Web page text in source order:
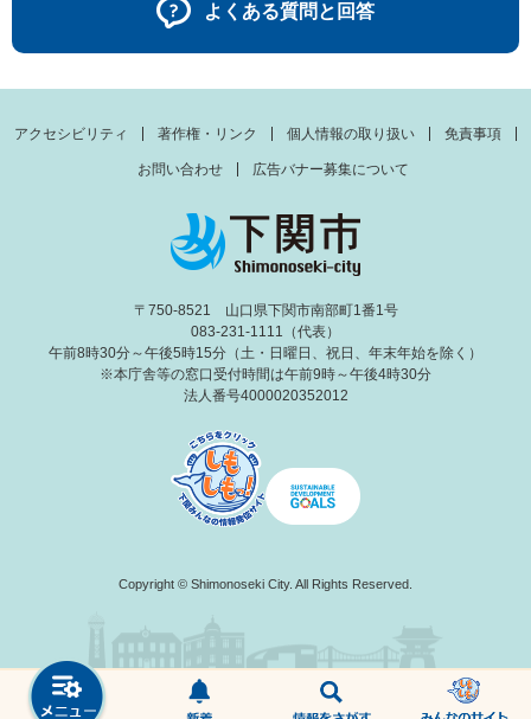
よくある質問と回答
アクセシビリティ 著作権・リンク 個人情報の取り扱い 免責事項
お問い合わせ 広告バナー募集について
〒750-8521 山口県下関市南部町1番1号
083-231-1111（代表）
午前8時30分～午後5時15分（土・日曜日、祝日、年末年始を除く）
※本庁舎等の窓口受付時間は午前9時～午後4時30分
法人番号4000020352012
Copyright © Shimonoseki City. All Rights Reserved.